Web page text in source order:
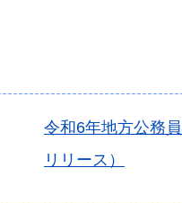
令和6年地方公務
リリース）